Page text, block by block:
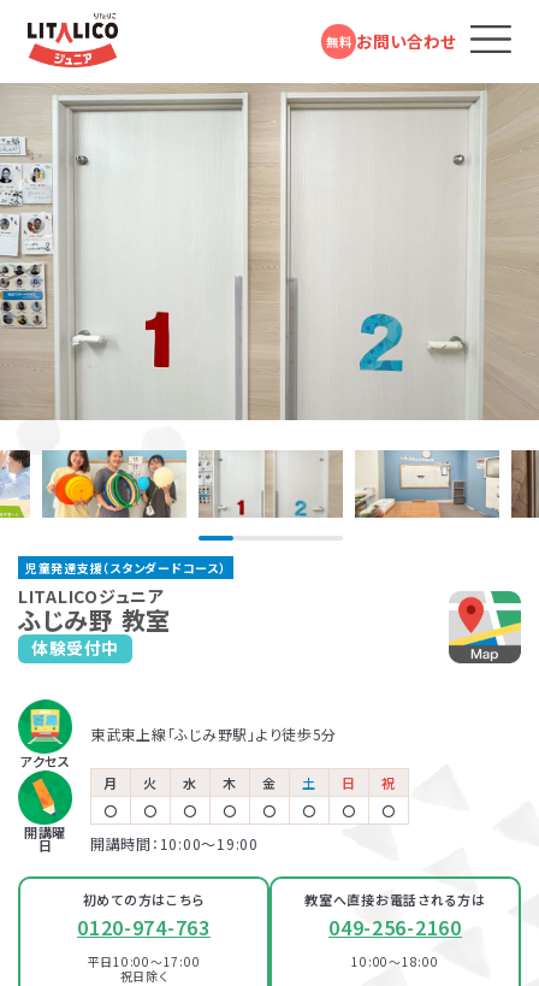
無料 お問い合わせ
コースのご案内
LITALICOジュニアとは
教室を探す
成長事例
入会までの流れ
児童発達支援
放課後等デイサービス
児童発達支援（スタンダードコース）
LITALICOジュニア
ふじみ野 教室
体験受付中
アクセス
東武東上線「ふじみ野駅」より徒歩5分
開講曜
日
月 火 水 木 金 土 日
祝
〇
〇 〇 〇 〇 〇 〇 〇
開講時間：10:00〜19:00
初めての方はこちら
0120-974-763
平日10:00～17:00
祝日除く
教室へ直接お電話される方は
049-256-2160
10:00～18:00
保育所等訪問支援とは、児童福祉法に基づくサービスで、児童
発達支援や放課後等デイサービスと同じ「障害児通所支援」の
一つです。保育所（保育園）や幼稚園、小学校など、お子さまが
サポートします。
LITALICOジュニアでは、保護者さま向けのサービス「ペアレ
ントトレーニング」というプログラムを提供しています。ペアレ
ントトレーニングとは子育てのイライラを軽減し、自分もお子さ
ログラムです。
各教室のコースについて
なるお子さまを支援する学習塾・幼児教室です。受給
者証の有無に関係なく、すぐにご利用いただけます。
対象年齢：0歳～高校3年
スタンダードコース
児童福祉法に基づき運営している福祉サービスで
ス（小学1年～高校3年）に分かれており、受給者証を
お持ちの方がご利用いただけます。
スタンダードコース 無料体験受付中
LITALICOジュニア
志木教室
東武東上線「志木駅」より徒歩3分
LITALICOジュニア
新座教室
LITALICOジュニア
JR武蔵野線「北朝霞駅」より徒歩1分
東武東上線「朝霞台駅」より徒歩7分
電話で問い合わせる
0120-974-763
平日10:00～17:00／祝日除く
LITALICOジュニア
志木教室
東武東上線「志木駅」より徒歩3分
LITALICOジュニア
JR武蔵野線「新座駅」より徒歩1分
LITALICOジュニア
北朝霞教室
JR武蔵野線「北朝霞駅」より徒歩1分